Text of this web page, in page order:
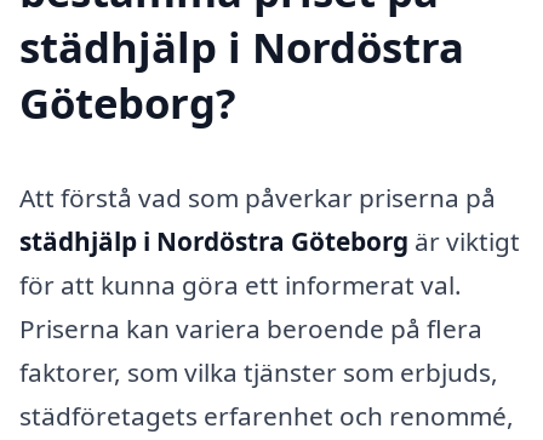
städhjälp i Nordöstra
Göteborg?
Att förstå vad som påverkar priserna på
städhjälp i Nordöstra Göteborg är viktigt
för att kunna göra ett informerat val.
Priserna kan variera beroende på flera
faktorer, som vilka tjänster som erbjuds,
städföretagets erfarenhet och renommé,